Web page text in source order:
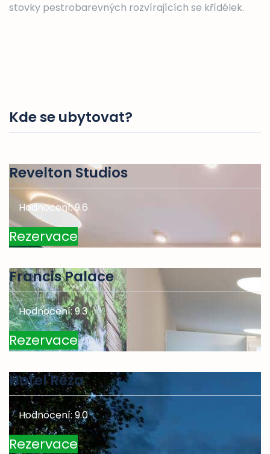
stovky pestrobarevných rozvírajících se křídélek.
Kde se ubytovat?
Revelton Studios
Hodnocení: 9.6
Rezervace
Francis Palace
Hodnocení: 9.3
Rezervace
Hotel Reza
Hodnocení: 9.0
Rezervace